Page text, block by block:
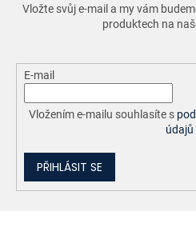
Vložte svůj e-mail a my vám
produktech na
E-mail
Vložením e-mailu souhlasíte s
údajů
PŘIHLÁSIT SE